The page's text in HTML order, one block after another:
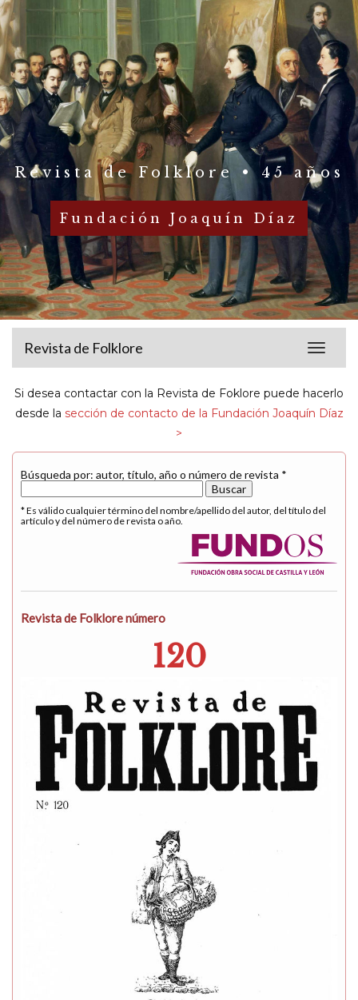
Revista de Folklore • 45 años
Fundación Joaquín Díaz
Toggle
Revista de Folklore
Si desea contactar con la Revista de Foklore puede hacerlo
desde la sección de contacto de la Fundación Joaquín Díaz
>
Búsqueda por: autor, título, año o número de revista *
* Es válido cualquier término del nombre/apellido del autor, del título del
artículo y del número de revista o año.
Revista de Folklore número
120